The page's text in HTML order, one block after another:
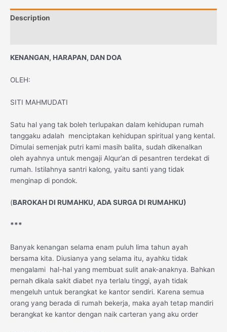
Description
KENANGAN, HARAPAN, DAN DOA
OLEH:
SITI MAHMUDATI
Satu hal yang tak boleh terlupakan dalam kehidupan rumah
tanggaku adalah menciptakan kehidupan spiritual yang kental.
Dimulai semenjak putri kami masih balita, sudah dikenalkan
oleh ayahnya untuk mengaji Alqur’an di pesantren terdekat di
rumah. Istilahnya santri kalong, yaitu santi yang tidak
menginap di pondok.
(BAROKAH DI RUMAHKU, ADA SURGA DI RUMAHKU)
***
Banyak kenangan selama enam puluh lima tahun ayah
bersama kita. Diusianya yang selama itu, ayahku tidak
mengalami hal-hal yang membuat sulit anak-anaknya. Bahkan
pernah dikala sakit diabet nya terlalu tinggi, ayah tidak
mengeluh untuk berangkat ke kantor sendiri. Karena semua
orang yang berada di rumah bekerja, maka ayah tetap mandiri
berangkat ke kantor dengan naik carteran yang aku order